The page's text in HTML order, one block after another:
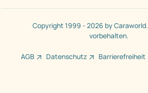
Copyright 1999 - 2026 by
vorbehalten.
AGB Datenschutz Barrierefreiheit